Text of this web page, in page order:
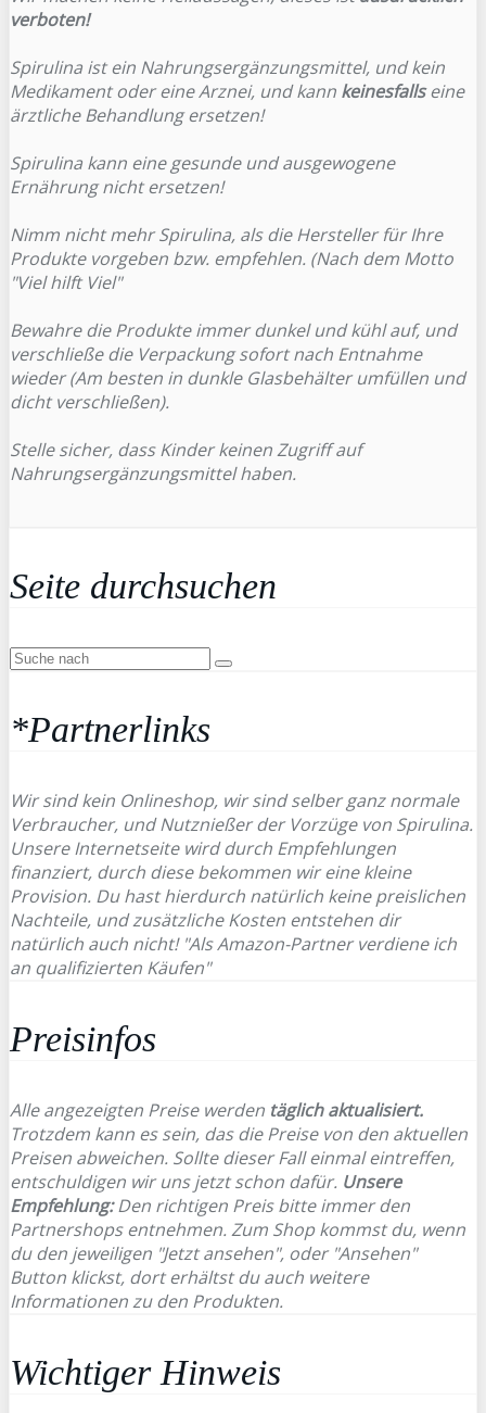
verboten!
Spirulina ist ein Nahrungsergänzungsmittel, und kein
Medikament oder eine Arznei, und kann keinesfallseine
ärztliche Behandlung ersetzen!
Spirulina kann eine gesunde und ausgewogene
Ernährung nicht ersetzen!
Nimm nicht mehr Spirulina, als die Hersteller für Ihre
Produkte vorgeben bzw. empfehlen. (Nach dem Motto
"Viel hilft Viel"
Bewahre die Produkte immer dunkel und kühl auf, und
verschließe die Verpackung sofort nach Entnahme
wieder (Am besten in dunkle Glasbehälter umfüllen und
dicht verschließen).
Stelle sicher, dass Kinder keinen Zugriff auf
Nahrungsergänzungsmittel haben.
Seite durchsuchen
*Partnerlinks
Wir sind kein Onlineshop, wir sind selber ganz normale
Verbraucher, und Nutznießer der Vorzüge von Spirulina.
Unsere Internetseite wird durch Empfehlungen
finanziert, durch diese bekommen wir eine kleine
Provision. Du hast hierdurch natürlich keine preislichen
Nachteile, und zusätzliche Kosten entstehen dir
natürlich auch nicht! "Als Amazon-Partner verdiene ich
an qualifizierten Käufen"
Preisinfos
Alle angezeigten Preise werden täglich aktualisiert.
Trotzdem kann es sein, das die Preise von den aktuellen
Preisen abweichen. Sollte dieser Fall einmal eintreffen,
entschuldigen wir uns jetzt schon dafür. Unsere
Empfehlung:Den richtigen Preis bitte immer den
Partnershops entnehmen. Zum Shop kommst du, wenn
du den jeweiligen "Jetzt ansehen", oder "Ansehen"
Button klickst, dort erhältst du auch weitere
Informationen zu den Produkten.
Wichtiger Hinweis